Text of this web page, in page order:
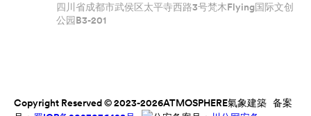
四川省成都市武侯区太平寺西路3号梵木Flying国际文创
公园B3-201
Copyright Reserved © 2023-2026ATMOSPHERE氣象建築 备案